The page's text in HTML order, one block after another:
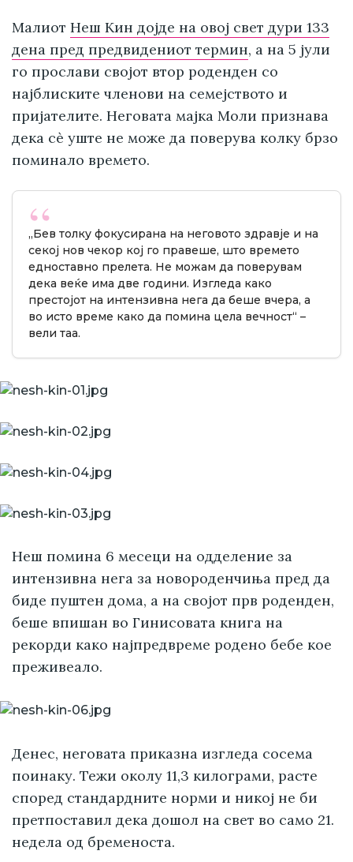
Малиот Неш Кин дојде на овој свет дури 133
дена пред предвидениот термин, а на 5 јули
го прослави својот втор роденден со
најблиските членови на семејството и
пријателите. Неговата мајка Моли признава
дека сè уште не може да поверува колку брзо
поминало времето.
„Бев толку фокусирана на неговото здравје и на
секој нов чекор кој го правеше, што времето
едноставно прелета. Не можам да поверувам
дека веќе има две години. Изгледа како
престојот на интензивна нега да беше вчера, а
во исто време како да помина цела вечност“ –
вели таа.
Неш помина 6 месеци на одделение за
интензивна нега за новороденчиња пред да
биде пуштен дома, а на својот прв роденден,
беше впишан во Гинисовата книга на
рекорди како најпредвреме родено бебе кое
преживеало.
Денес, неговата приказна изгледа сосема
поинаку. Тежи околу 11,3 килограми, расте
според стандардните норми и никој не би
претпоставил дека дошол на свет во само 21.
недела од бременоста.